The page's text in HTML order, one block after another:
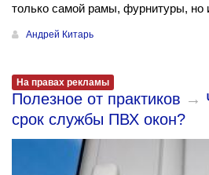
только самой рамы, фурнитуры, но
Андрей Китарь
На правах рекламы
Полезное от практиков →
срок службы ПВХ окон?